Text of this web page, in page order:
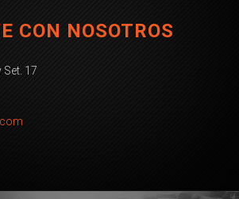
CON NOSOTROS
17